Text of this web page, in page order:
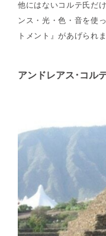
他にはないコルテ氏だ
ンス・光・色・音を使
トメント』があげられま
アンドレアス･コル